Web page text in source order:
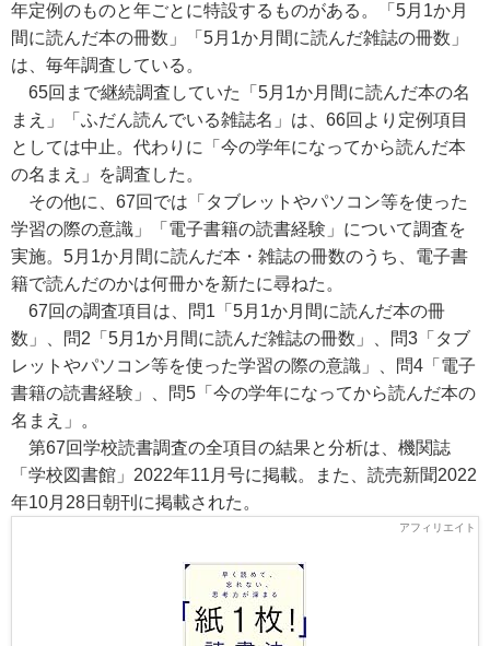
年定例のものと年ごとに特設するものがある。「5月1か月
間に読んだ本の冊数」「5月1か月間に読んだ雑誌の冊数」
は、毎年調査している。
65回まで継続調査していた「5月1か月間に読んだ本の名
まえ」「ふだん読んでいる雑誌名」は、66回より定例項目
としては中止。代わりに「今の学年になってから読んだ本
の名まえ」を調査した。
その他に、67回では「タブレットやパソコン等を使った
学習の際の意識」「電子書籍の読書経験」について調査を
実施。5月1か月間に読んだ本・雑誌の冊数のうち、電子書
籍で読んだのかは何冊かを新たに尋ねた。
67回の調査項目は、問1「5月1か月間に読んだ本の冊
数」、問2「5月1か月間に読んだ雑誌の冊数」、問3「タブ
レットやパソコン等を使った学習の際の意識」、問4「電子
書籍の読書経験」、問5「今の学年になってから読んだ本の
名まえ」。
第67回学校読書調査の全項目の結果と分析は、機関誌
「学校図書館」2022年11月号に掲載。また、読売新聞2022
年10月28日朝刊に掲載された。